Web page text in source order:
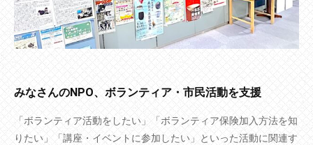
みなさんのNPO、ボランティア・市民活動を支援
「ボランティア活動をしたい」「ボランティア保険加入方法を知
りたい」「講座・イベントに参加したい」といった活動に関連す